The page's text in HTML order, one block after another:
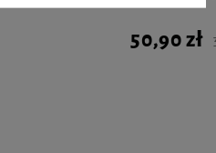
50,90 zł